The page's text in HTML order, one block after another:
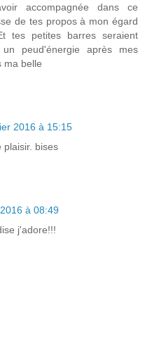
accompagnée dans ce
de tes propos à mon égard
tes petites barres seraient
peud'énergie après mes
ma belle
2016 à 15:15
plaisir. bises
à 08:49
j'adore!!!